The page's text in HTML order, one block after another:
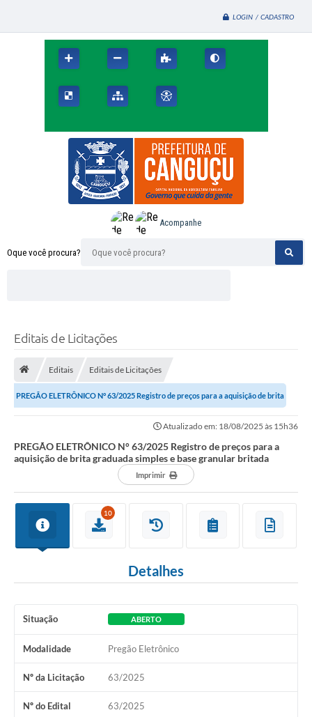
LOGIN / CADASTRO
Oque você procura?
Acompanhe
Editais de Licitações
Editais Editais de Licitações
PREGÃO ELETRÔNICO N° 63/2025 Registro de preços para a aquisição de brita
Atualizado em: 18/08/2025 às 15h36
PREGÃO ELETRÔNICO N° 63/2025 Registro de preços para a
aquisição de brita graduada simples e base granular britada
Imprimir
10
Detalhes
Situação ABERTO
Modalidade Pregão Eletrônico
Nº da Licitação 63/2025
Nº do Edital 63/2025